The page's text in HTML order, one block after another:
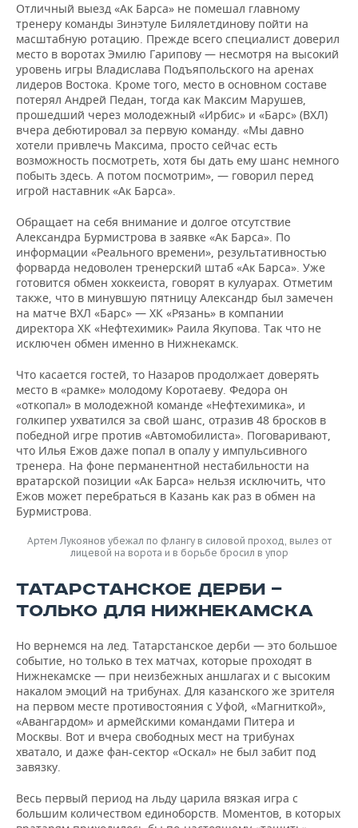
Отличный выезд «Ак Барса» не помешал главному
тренеру команды Зинэтуле Билялетдинову пойти на
масштабную ротацию. Прежде всего специалист доверил
место в воротах Эмилю Гарипову — несмотря на высокий
уровень игры Владислава Подъяпольского на аренах
лидеров Востока. Кроме того, место в основном составе
потерял Андрей Педан, тогда как Максим Марушев,
прошедший через молодежный «Ирбис» и «Барс» (ВХЛ)
вчера дебютировал за первую команду. «Мы давно
хотели привлечь Максима, просто сейчас есть
возможность посмотреть, хотя бы дать ему шанс немного
побыть здесь. А потом посмотрим», — говорил перед
игрой наставник «Ак Барса».
Обращает на себя внимание и долгое отсутствие
Александра Бурмистрова в заявке «Ак Барса». По
информации «Реального времени», результативностью
форварда недоволен тренерский штаб «Ак Барса». Уже
готовится обмен хоккеиста, говорят в кулуарах. Отметим
также, что в минувшую пятницу Александр был замечен
на матче ВХЛ «Барс» — ХК «Рязань» в компании
директора ХК «Нефтехимик» Раила Якупова. Так что не
исключен обмен именно в Нижнекамск.
Что касается гостей, то Назаров продолжает доверять
место в «рамке» молодому Коротаеву. Федора он
«откопал» в молодежной команде «Нефтехимика», и
голкипер ухватился за свой шанс, отразив 48 бросков в
победной игре против «Автомобилиста». Поговаривают,
что Илья Ежов даже попал в опалу у импульсивного
тренера. На фоне перманентной нестабильности на
вратарской позиции «Ак Барса» нельзя исключить, что
Ежов может перебраться в Казань как раз в обмен на
Бурмистрова.
Артем Лукоянов убежал по флангу в силовой проход, вылез от
лицевой на ворота и в борьбе бросил в упор
ТАТАРСТАНСКОЕ ДЕРБИ —
ТОЛЬКО ДЛЯ НИЖНЕКАМСКА
Но вернемся на лед. Татарстанское дерби — это большое
событие, но только в тех матчах, которые проходят в
Нижнекамске — при неизбежных аншлагах и с высоким
накалом эмоций на трибунах. Для казанского же зрителя
на первом месте противостояния с Уфой, «Магниткой»,
«Авангардом» и армейскими командами Питера и
Москвы. Вот и вчера свободных мест на трибунах
хватало, и даже фан-сектор «Оскал» не был забит под
завязку.
Весь первый период на льду царила вязкая игра с
большим количеством единоборств. Моментов, в которых